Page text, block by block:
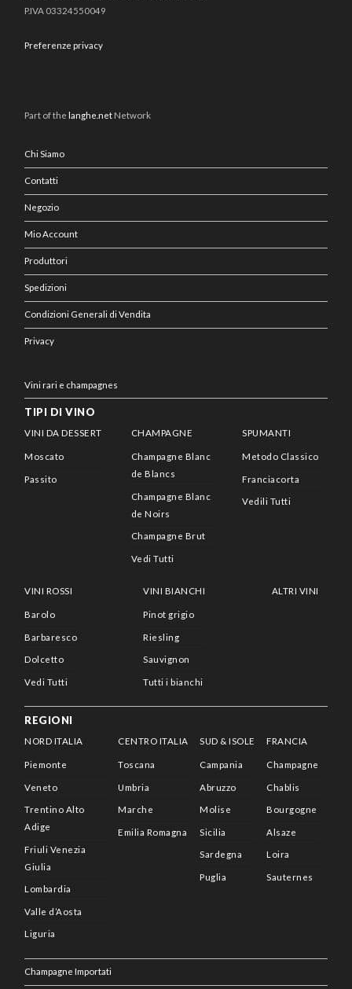
P.IVA 03324550049
Preferenze privacy
Part of thelanghe.net Network
Chi Siamo
Contatti
Negozio
Mio Account
Produttori
Spedizioni
Condizioni Generali di Vendita
Privacy
Vini rari e champagnes
TIPI DI VINO
VINI DA DESSERT
Moscato
Passito
CHAMPAGNE
Champagne Blanc
de Blancs
Champagne Blanc
de Noirs
Champagne Brut
Vedi Tutti
SPUMANTI
Metodo Classico
Franciacorta
Vedili Tutti
VINI ROSSI
Barolo
Barbaresco
Dolcetto
Vedi Tutti
VINI BIANCHI
Pinot grigio
Riesling
Sauvignon
Tutti i bianchi
ALTRI VINI
REGIONI
NORD ITALIA
Piemonte
Veneto
Trentino Alto
Adige
Friuli Venezia
Giulia
Lombardia
Valle d’Aosta
Liguria
CENTRO ITALIA
Toscana
Umbria
Marche
Emilia Romagna
SUD & ISOLE
Campania
Abruzzo
Molise
Sicilia
Sardegna
Puglia
FRANCIA
Champagne
Chablis
Bourgogne
Alsaze
Loira
Sauternes
Champagne Importati